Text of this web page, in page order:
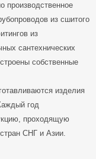
производственное
из сшитого
из
сантехнических
собственные
изделия
год
проходящую
СНГ и Азии.